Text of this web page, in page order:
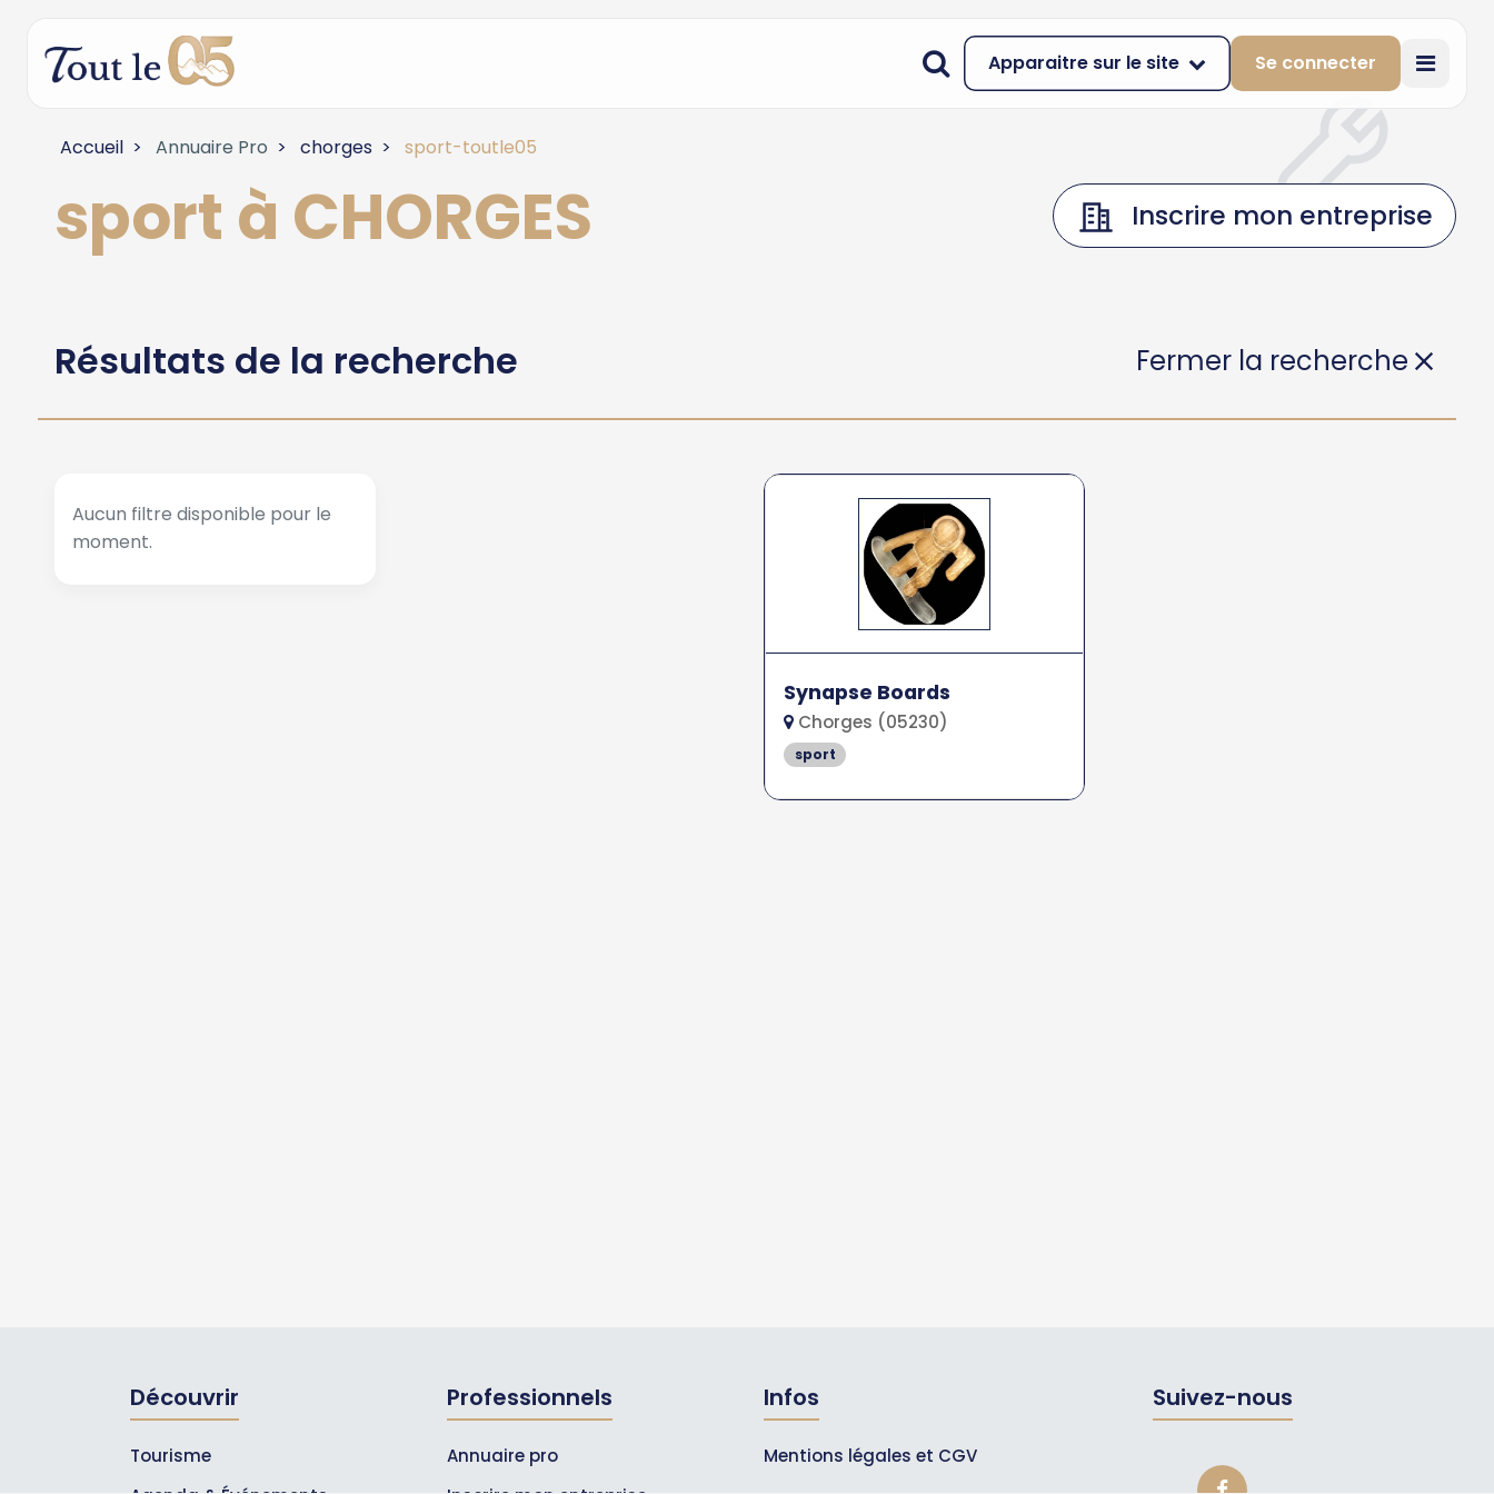
Apparaitre sur le site Se connecter
Accueil Annuaire Pro chorges sport-toutle05
sport à CHORGES Inscrire mon entreprise
Résultats de la recherche Fermer la recherche
Aucun filtre disponible pour le
moment.
Synapse Boards
Chorges (05230)
sport
Découvrir
Tourisme
Professionnels
Annuaire pro
Infos
Mentions légales et CGV
Suivez-nous